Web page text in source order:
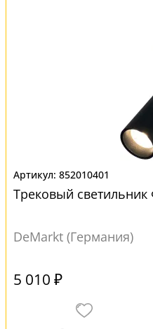
852010401
Трековый светильник
DeMarkt (Германия)
5 010 ₽